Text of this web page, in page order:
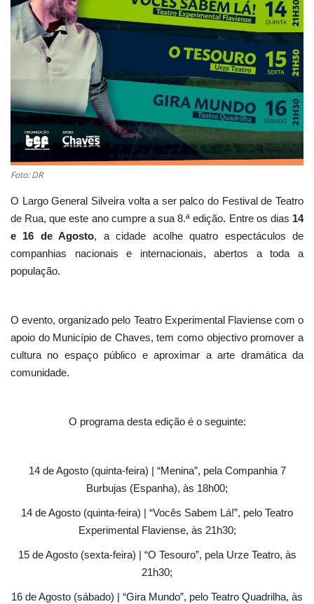
Ambiente
Foto: DR
O Largo General Silveira volta a ser palco do Festival de Teatro
de Rua, que este ano cumpre a sua 8.ª edição. Entre os dias 14
e 16 de Agosto, a cidade acolhe quatro espectáculos de
companhias nacionais e internacionais, abertos a toda a
população.
O evento, organizado pelo Teatro Experimental Flaviense com o
apoio do Município de Chaves, tem como objectivo promover a
cultura no espaço público e aproximar a arte dramática da
comunidade.
O programa desta edição é o seguinte:
14 de Agosto (quinta-feira) | “Menina”, pela Companhia 7
Burbujas (Espanha), às 18h00;
14 de Agosto (quinta-feira) | “Vocês Sabem Lá!”, pelo Teatro
Experimental Flaviense, às 21h30;
15 de Agosto (sexta-feira) | “O Tesouro”, pela Urze Teatro, às
21h30;
16 de Agosto (sábado) | “Gira Mundo”, pelo Teatro Quadrilha, às